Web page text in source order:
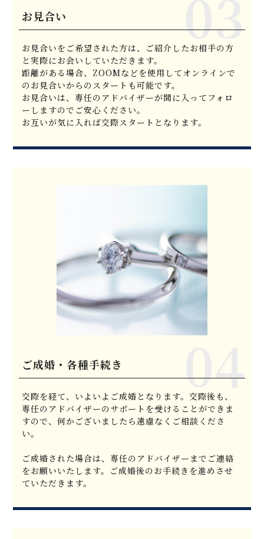
お見合い
お見合いをご希望された方は、ご紹介したお相手の方
と実際にお会いしていただきます。
距離がある場合、ZOOMなどを使用してオンラインで
のお見合いからのスタートも可能です。
お見合いは、専任のアドバイザーが間に入ってフォロ
ーしますのでご安心ください。
お互いが気に入れば交際スタートとなります。
ご成婚・各種手続き
交際を経て、いよいよご成婚となります。交際後も、
専任のアドバイザーのサポートを受けることができま
すので、何かございましたら遠慮なくご相談くださ
い。
ご成婚された場合は、専任のアドバイザーまでご連絡
をお願いいたします。ご成婚後のお手続きを進めさせ
ていただきます。